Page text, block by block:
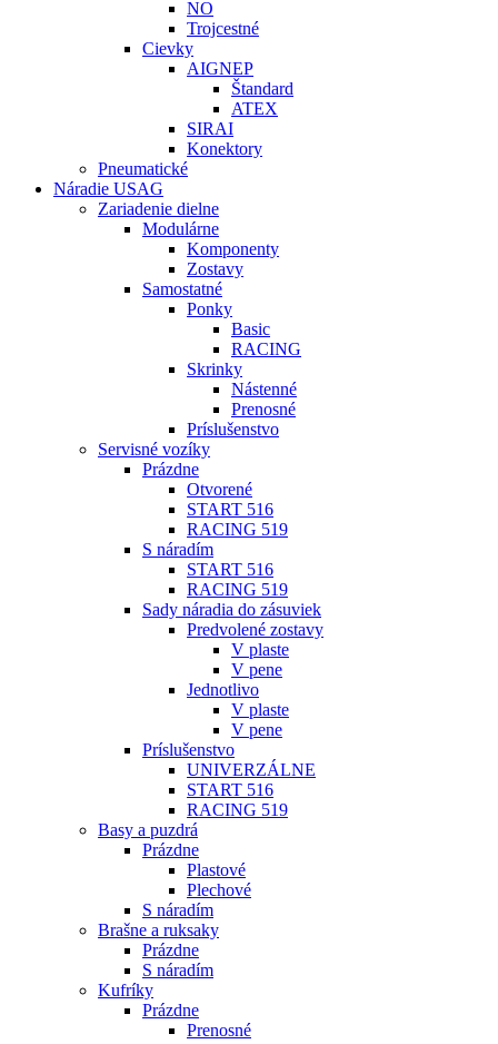
NO
Trojcestné
Cievky
AIGNEP
Štandard
ATEX
SIRAI
Konektory
Pneumatické
Náradie USAG
Zariadenie dielne
Modulárne
Komponenty
Zostavy
Samostatné
Ponky
Basic
RACING
Skrinky
Nástenné
Prenosné
Príslušenstvo
Servisné vozíky
Prázdne
Otvorené
START 516
RACING 519
S náradím
START 516
RACING 519
Sady náradia do zásuviek
Predvolené zostavy
V plaste
V pene
Jednotlivo
V plaste
V pene
Príslušenstvo
UNIVERZÁLNE
START 516
RACING 519
Basy a puzdrá
Prázdne
Plastové
Plechové
S náradím
Brašne a ruksaky
Prázdne
S náradím
Kufríky
Prázdne
Prenosné